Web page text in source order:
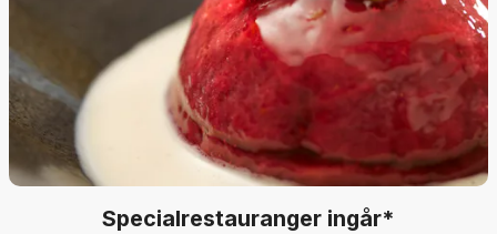
Specialrestauranger ingår*